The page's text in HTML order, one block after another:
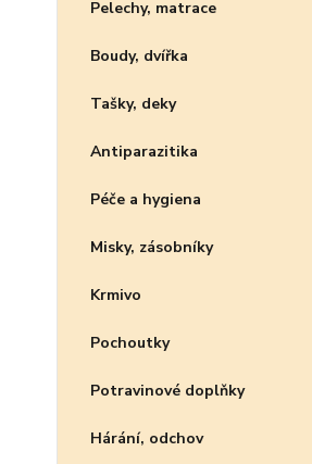
Pelechy, matrace
Boudy, dvířka
Tašky, deky
Antiparazitika
Péče a hygiena
Misky, zásobníky
Krmivo
Pochoutky
Potravinové doplňky
Hárání, odchov